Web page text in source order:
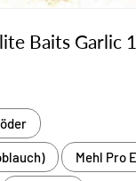
Baits Garlic
Mehl Pro